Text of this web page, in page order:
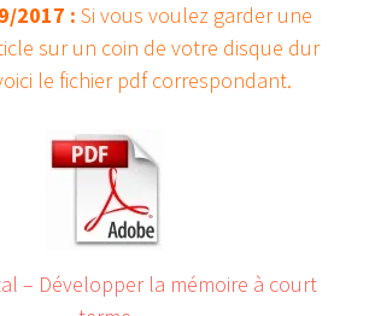
2017 : Si vous voulez garder une
sur un coin de votre disque dur
le fichier pdf correspondant.
– Développer la mémoire à court